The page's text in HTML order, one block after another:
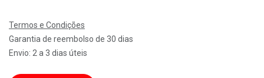
Termos e Condições
Garantia de reembolso de 30 dias
Envio: 2 a 3 dias úteis